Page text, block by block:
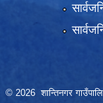
© 2026 शान्तिनगर